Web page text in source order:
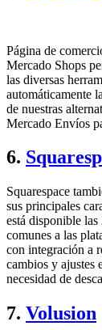
Página de
Mercado Shops
las diversas
automáticamente
de nuestras
Mercado Envíos
6.
Squarespace
sus principales
está disponible
comunes a las
con integración a
cambios y ajustes
necesidad de
7. Volusion